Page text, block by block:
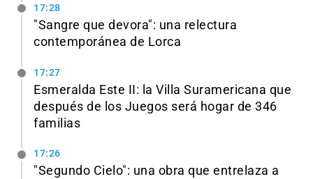
17:28
"Sangre que devora": una relectura
contemporánea de Lorca
17:27
Esmeralda Este II: la Villa Suramericana que
después de los Juegos será hogar de 346
familias
17:26
"Segundo Cielo": una obra que entrelaza a